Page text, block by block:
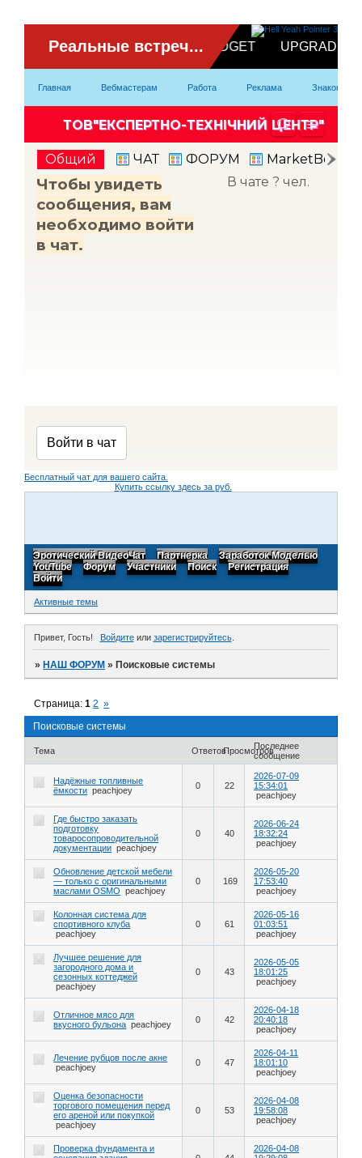
Главная Вебмастерам Работа Реклама Знакомство
Бесплатный чат для вашего сайта.
Купить ссылку здесь за руб.
Эротический ВидеоЧат Партнерка
Заработок Моделью
YouTube
Форум Участники Поиск
Регистрация
Войти
Активные темы
Привет, Гость! Войдитеили зарегистрируйтесь.
»НАШ ФОРУМ »Поисковые системы
Поисковые системы
Страница:1 2 »
Тема ОтветовПросмотровПоследнее
сообщение
Надёжные топливные
ёмкости peachjoey 0 22
2026-07-09
15:34:01
peachjoey
Где быстро заказать
подготовку
товаросопроводительной
документации peachjoey
0 40
2026-06-24
18:32:24
peachjoey
Обновление детской мебели
— только с оригинальными
маслами OSMO
peachjoey
0 169
2026-05-20
17:53:40
peachjoey
Колонная система для
спортивного клуба
peachjoey
0 61
2026-05-16
01:03:51
peachjoey
Лучшее решение для
загородного дома и
сезонных коттеджей
peachjoey
0 43
2026-05-05
18:01:25
peachjoey
Отличное мясо для
вкусного бульона peachjoey 0 42
2026-04-18
20:40:18
peachjoey
Лечение рубцов после акне
peachjoey
0 47
2026-04-11
18:01:10
peachjoey
Оценка безопасности
торгового помещения перед
его ареной или покупкой
peachjoey
0 53
2026-04-08
19:58:08
peachjoey
Проверка фундамента и
2026-04-08
ВидеоЧат
Партнерка
Модели
Контакты